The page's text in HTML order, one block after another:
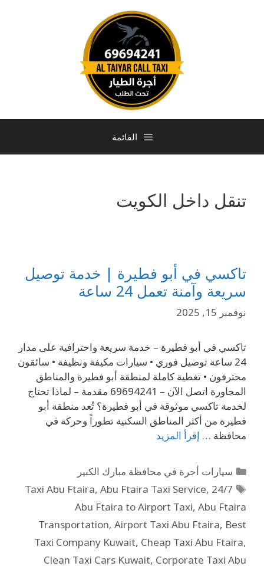
القائمة
تنقل داخل الكويت
تاكسي في أبو فطيرة | خدمة توصيل
سريعة وآمنة تعمل 24 ساعة
نوفمبر 15, 2025
تاكسي في أبو فطيرة – خدمة سريعة واحترافية على مدار
24 ساعة توصيل فوري • سيارات مكيفة ونظيفة • سائقون
محترفون • تغطية كاملة لمنطقة أبو فطيرة والمناطق
المجاورة اتصل الآن – 69694241 مقدمة – لماذا تحتاج
لخدمة تاكسي موثوقة في أبو فطيرة؟ تُعد منطقة أبو
فطيرة من أكثر المناطق السكنية تطوراً وحركة في
محافظة … إقرأ المزيد
سيارات أجرة في محافظة مبارك الكبير
24/7 Taxi Abu Ftaira
, Abu Ftaira Taxi Service,
Abu Ftaira to Airport Taxi, Abu Ftaira
Transportation, Airport Taxi Abu Ftaira, Best
Taxi Company Kuwait, Cheap Taxi Abu Ftaira,
Clean Taxi Cars Kuwait, Corporate Taxi Abu